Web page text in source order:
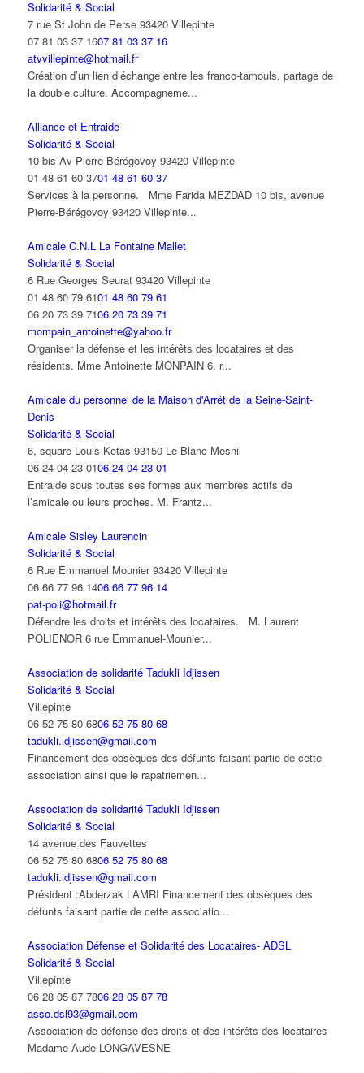
Solidarité & Social
7 rue St John de Perse 93420 Villepinte
07 81 03 37 1607 81 03 37 16
atvvillepinte@hotmail.fr
Création d’un lien d’échange entre les franco-tamouls, partage de
la double culture. Accompagneme...
Alliance et Entraide
Solidarité & Social
10 bis Av Pierre Bérégovoy 93420 Villepinte
01 48 61 60 3701 48 61 60 37
Services à la personne. Mme Farida MEZDAD 10 bis, avenue
Pierre-Bérégovoy 93420 Villepinte...
Amicale C.N.L La Fontaine Mallet
Solidarité & Social
6 Rue Georges Seurat 93420 Villepinte
01 48 60 79 6101 48 60 79 61
06 20 73 39 7106 20 73 39 71
mompain_antoinette@yahoo.fr
Organiser la défense et les intérêts des locataires et des
résidents. Mme Antoinette MONPAIN 6, r...
Amicale du personnel de la Maison d'Arrêt de la Seine-Saint-
Denis
Solidarité & Social
6, square Louis-Kotas 93150 Le Blanc Mesnil
06 24 04 23 0106 24 04 23 01
Entraide sous toutes ses formes aux membres actifs de
l’amicale ou leurs proches. M. Frantz...
Amicale Sisley Laurencin
Solidarité & Social
6 Rue Emmanuel Mounier 93420 Villepinte
06 66 77 96 1406 66 77 96 14
pat-poli@hotmail.fr
Défendre les droits et intérêts des locataires. M. Laurent
POLIENOR 6 rue Emmanuel-Mounier...
Association de solidarité Tadukli Idjissen
Solidarité & Social
Villepinte
06 52 75 80 6806 52 75 80 68
tadukli.idjissen@gmail.com
Financement des obsèques des défunts faisant partie de cette
association ainsi que le rapatriemen...
Association de solidarité Tadukli Idjissen
Solidarité & Social
14 avenue des Fauvettes
06 52 75 80 6806 52 75 80 68
tadukli.idjissen@gmail.com
Président :Abderzak LAMRI Financement des obsèques des
défunts faisant partie de cette associatio...
Association Défense et Solidarité des Locataires- ADSL
Solidarité & Social
Villepinte
06 28 05 87 7806 28 05 87 78
asso.dsl93@gmail.com
Association de défense des droits et des intérêts des locataires
Madame Aude LONGAVESNE